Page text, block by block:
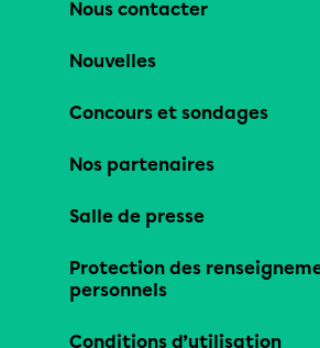
Nous contacter
Nouvelles
Concours et sondages
Nos partenaires
Salle de presse
Protection des
personnels
Conditions d’utilisation